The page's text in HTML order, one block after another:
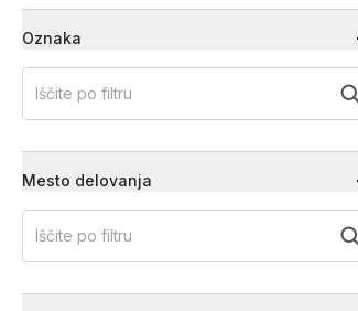
Oznaka
Iščite po filtru
Mesto delovanja
Iščite po filtru